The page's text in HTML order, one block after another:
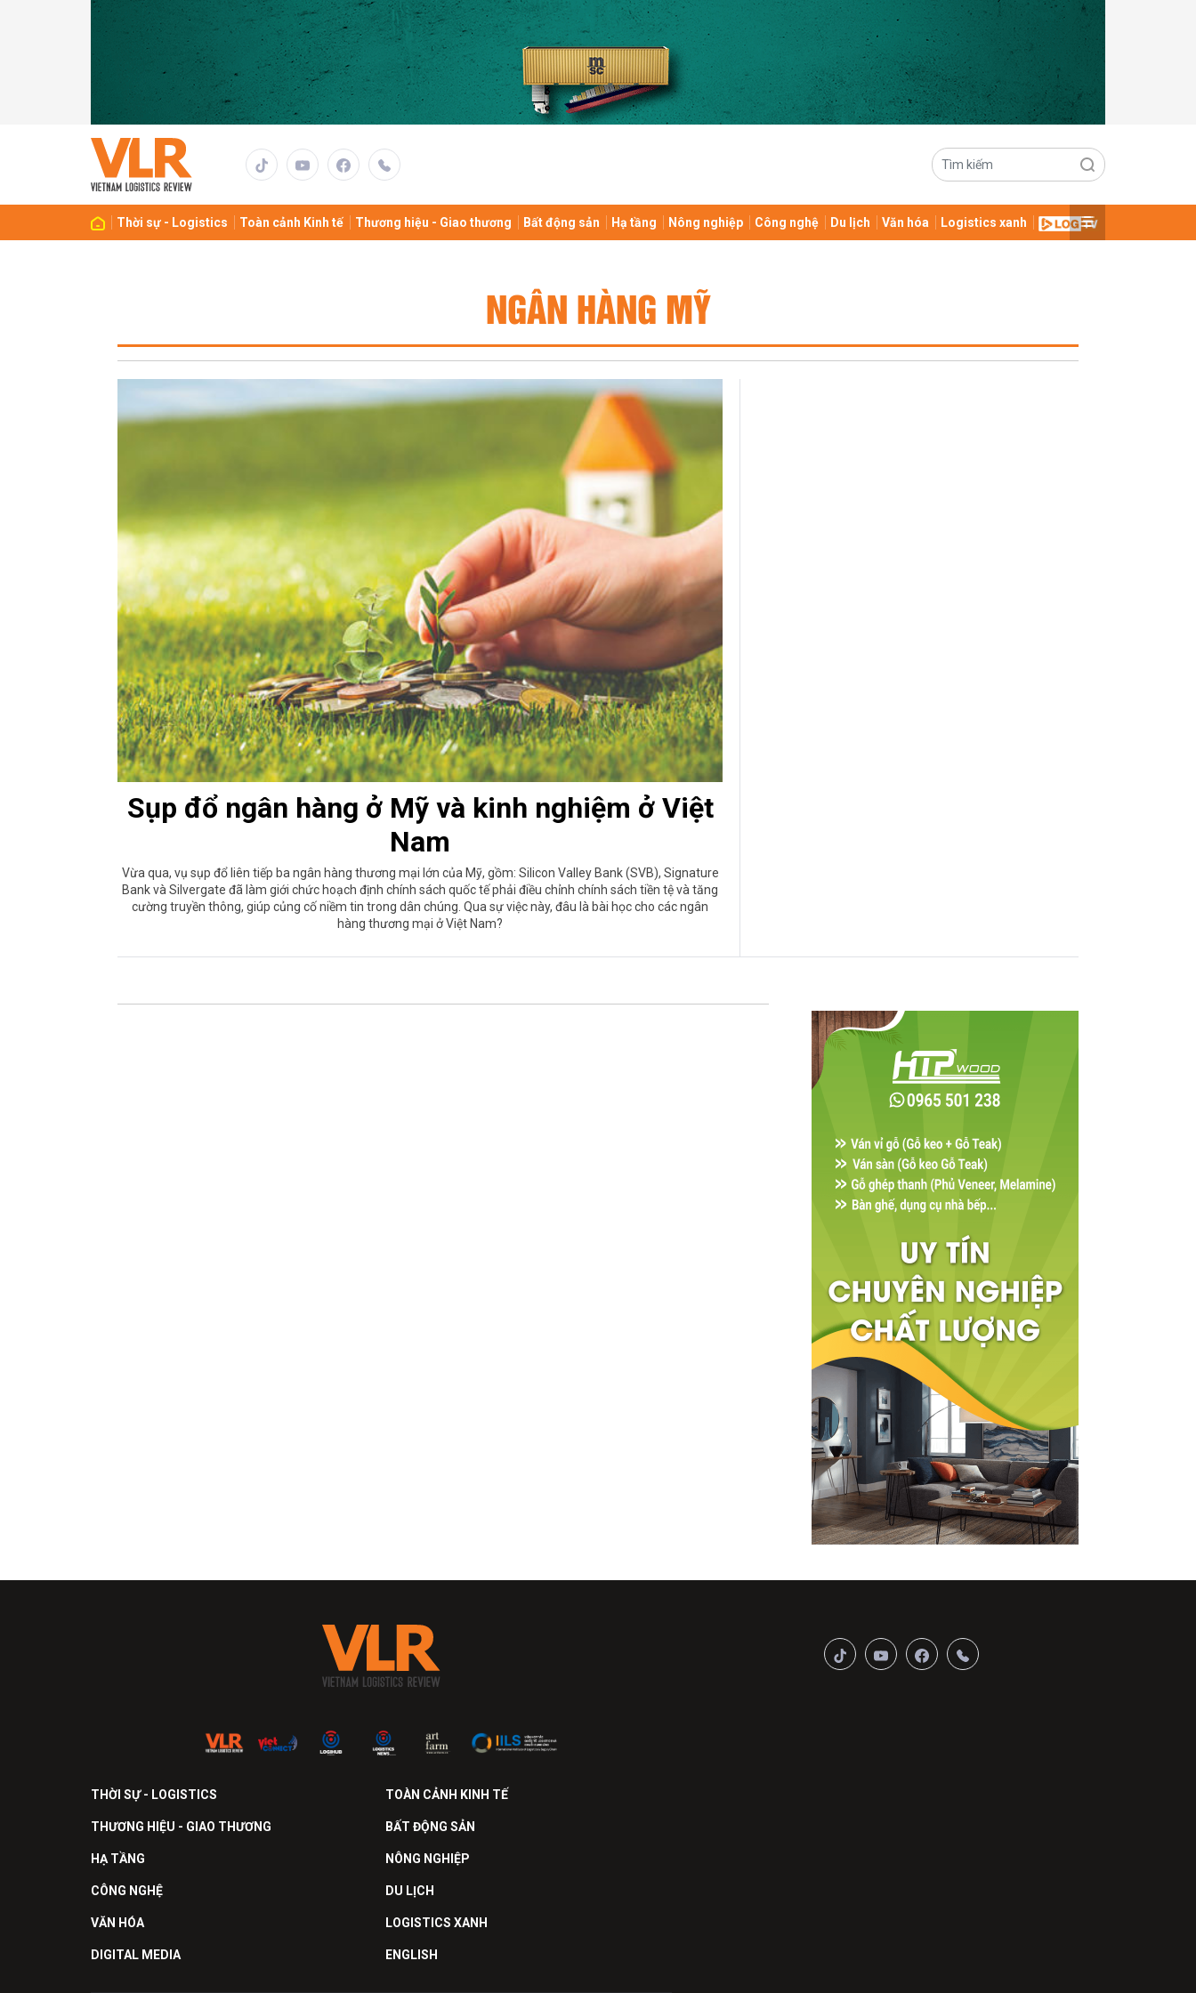
Thời sự - Logistics Toàn cảnh Kinh tế Thương hiệu - Giao thương Bất động sản Hạ tầng Nông nghiệp Công nghệ Du lịch Văn hóa Logistics xanh
NGÂN HÀNG MỸ
Sụp đổ ngân hàng ở Mỹ và kinh nghiệm ở Việt
Nam
Vừa qua, vụ sụp đổ liên tiếp ba ngân hàng thương mại lớn của Mỹ, gồm: Silicon Valley Bank (SVB), Signature
Bank và Silvergate đã làm giới chức hoạch định chính sách quốc tế phải điều chỉnh chính sách tiền tệ và tăng
cường truyền thông, giúp củng cố niềm tin trong dân chúng. Qua sự việc này, đâu là bài học cho các ngân
hàng thương mại ở Việt Nam?
THỜI SỰ - LOGISTICS TOÀN CẢNH KINH TẾ
THƯƠNG HIỆU - GIAO THƯƠNG BẤT ĐỘNG SẢN
HẠ TẦNG NÔNG NGHIỆP
CÔNG NGHỆ DU LỊCH
VĂN HÓA LOGISTICS XANH
DIGITAL MEDIA ENGLISH